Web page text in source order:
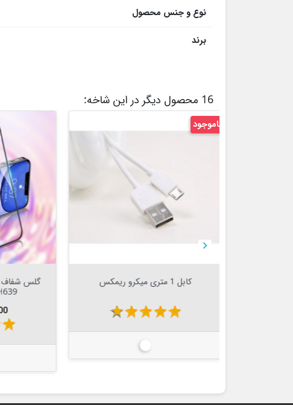
نوع و جنس محصول
برند
16 محصول دیگر در این شاخه:
هدفون ایرپاد با جک 3.5 میلیمتر
اوریجینال Apple EarPods
star
star
star
star
star
سفید
ناموجود
